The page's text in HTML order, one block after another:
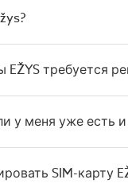
EŽYS требуется
у меня уже есть
SIM-карту